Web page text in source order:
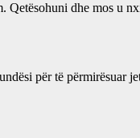
Qetësohuni dhe mos u
për të përmirësuar